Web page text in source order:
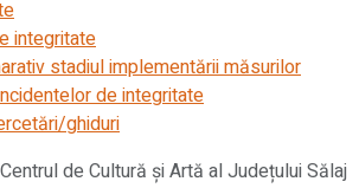
integritate
stadiul implementării măsurilor
de integritate
ghiduri
de Cultură și Artă al Județului Sălaj